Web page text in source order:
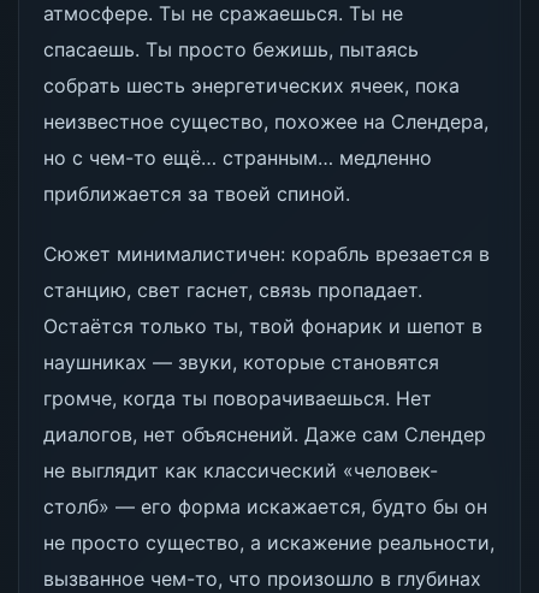
атмосфере. Ты не сражаешься. Ты не
спасаешь. Ты просто бежишь, пытаясь
собрать шесть энергетических ячеек, пока
неизвестное существо, похожее на Слендера,
но с чем-то ещё… странным… медленно
приближается за твоей спиной.
Сюжет минималистичен: корабль врезается в
станцию, свет гаснет, связь пропадает.
Остаётся только ты, твой фонарик и шепот в
наушниках — звуки, которые становятся
громче, когда ты поворачиваешься. Нет
диалогов, нет объяснений. Даже сам Слендер
не выглядит как классический «человек-
столб» — его форма искажается, будто бы он
не просто существо, а искажение реальности,
вызванное чем-то, что произошло в глубинах